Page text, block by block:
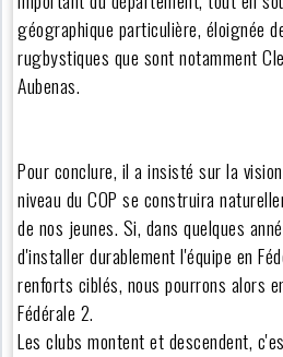
géographique particulière, éloignée
rugbystiques que sont notamment
Aubenas.
Pour conclure, il a insisté sur la
niveau du COP se construira
de nos jeunes. Si, dans quelques
d'installer durablement l'équipe en
renforts ciblés, nous pourrons alors
Fédérale 2.
Les clubs montent et descendent,